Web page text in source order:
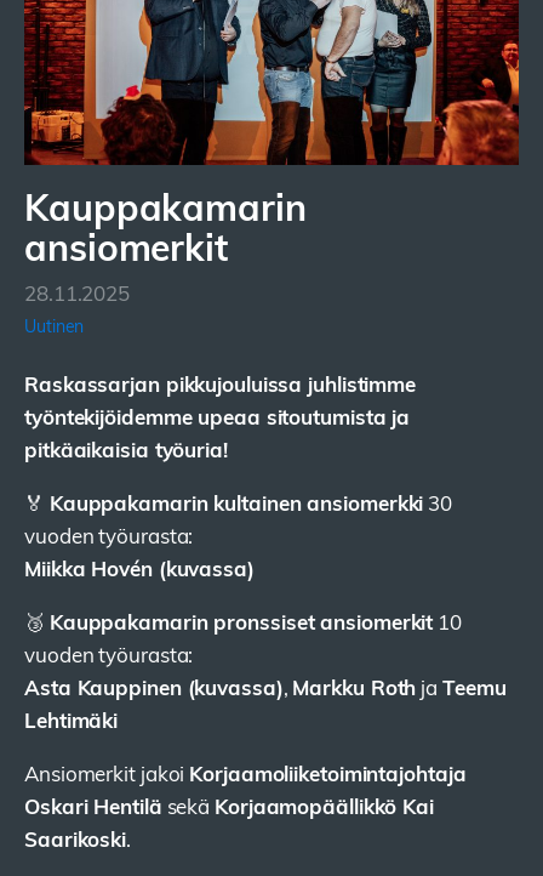
Kauppakamarin
ansiomerkit
28.11.2025
Uutinen
Raskassarjan pikkujouluissa juhlistimme
työntekijöidemme upeaa sitoutumista ja
pitkäaikaisia työuria!
🏅 Kauppakamarin kultainen ansiomerkki 30
vuoden työurasta:
Miikka Hovén (kuvassa)
🥉 Kauppakamarin pronssiset ansiomerkit10
vuoden työurasta:
Asta Kauppinen (kuvassa), Markku Roth ja Teemu
Lehtimäki
Ansiomerkit jakoi Korjaamoliiketoimintajohtaja
Oskari Hentilä sekä Korjaamopäällikkö Kai
Saarikoski.